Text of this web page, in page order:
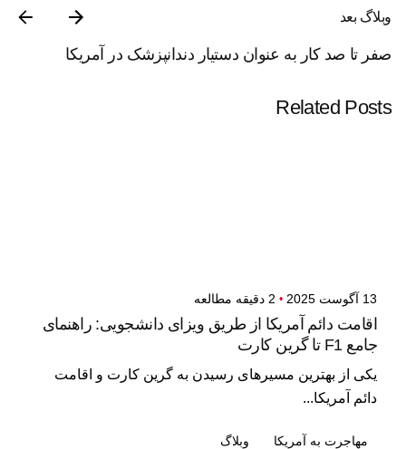
وبلاگ بعد
صفر تا صد کار به عنوان دستیار دندانپزشک در آمریکا
Related Posts
2 دقیقه مطالعه
اقامت دائم آمریکا از طریق ویزای دانشجویی: راهنمای
جامع F1 تا گرین کارت
یکی از بهترین مسیرهای رسیدن به گرین کارت و اقامت
دائم آمریکا...
مهاجرت به آمریکا وبلاگ